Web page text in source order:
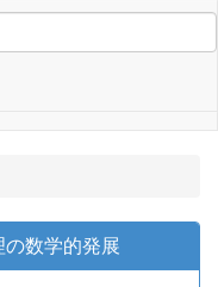
数学的発展